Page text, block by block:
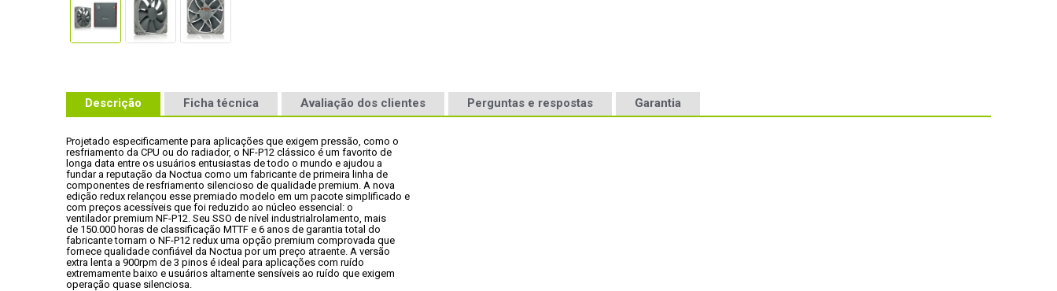
Descrição Ficha técnica Avaliação dos clientes Perguntas e respostas Garantia
Projetado especificamente para aplicações que exigem pressão, como o
resfriamento da CPU ou do radiador, o NF-P12 clássico é um favorito de
longa data entre os usuários entusiastas de todo o mundo e ajudou a
fundar a reputação da Noctua como um fabricante de primeira linha de
componentes de resfriamento silencioso de qualidade premium. A nova
edição redux relançou esse premiado modelo em um pacote simplificado e
com preços acessíveis que foi reduzido ao núcleo essencial: o
ventilador premium NF-P12. Seu SSO de nível industrialrolamento, mais
de 150.000 horas de classificação MTTF e 6 anos de garantia total do
fabricante tornam o NF-P12 redux uma opção premium comprovada que
fornece qualidade confiável da Noctua por um preço atraente. A versão
extra lenta a 900rpm de 3 pinos é ideal para aplicações com ruído
extremamente baixo e usuários altamente sensíveis ao ruído que exigem
operação quase silenciosa.